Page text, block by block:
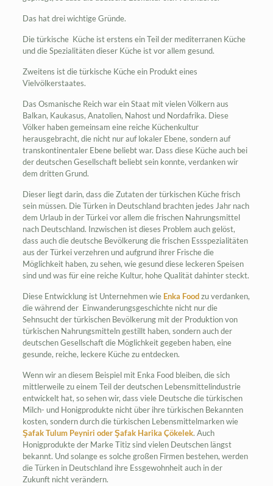
Das hat drei wichtige Gründe.
Die türkische Küche ist erstens ein Teil der mediterranen Küche
und die Spezialitäten dieser Küche ist vor allem gesund.
Zweitens ist die türkische Küche ein Produkt eines
Vielvölkerstaates.
Das Osmanische Reich war ein Staat mit vielen Völkern aus
Balkan, Kaukasus, Anatolien, Nahost und Nordafrika. Diese
Völker haben gemeinsam eine reiche Küchenkultur
herausgebracht, die nicht nur auf lokaler Ebene, sondern auf
transkontinentaler Ebene beliebt war. Dass diese Küche auch bei
der deutschen Gesellschaft beliebt sein konnte, verdanken wir
dem dritten Grund.
Dieser liegt darin, dass die Zutaten der türkischen Küche frisch
sein müssen. Die Türken in Deutschland brachten jedes Jahr nach
dem Urlaub in der Türkei vor allem die frischen Nahrungsmittel
nach Deutschland. Inzwischen ist dieses Problem auch gelöst,
dass auch die deutsche Bevölkerung die frischen Essspezialitäten
aus der Türkei verzehren und aufgrund ihrer Frische die
Möglichkeit haben, zu sehen, wie gesund diese leckeren Speisen
sind und was für eine reiche Kultur, hohe Qualität dahinter steckt.
Diese Entwicklung ist Unternehmen wie Enka Foodzu verdanken,
die während der Einwanderungsgeschichte nicht nur die
Sehnsucht der türkischen Bevölkerung mit der Produktion von
türkischen Nahrungsmitteln gestillt haben, sondern auch der
deutschen Gesellschaft die Möglichkeit gegeben haben, eine
gesunde, reiche, leckere Küche zu entdecken.
Wenn wir an diesem Beispiel mit Enka Food bleiben, die sich
mittlerweile zu einem Teil der deutschen Lebensmittelindustrie
entwickelt hat, so sehen wir, dass viele Deutsche die türkischen
Milch- und Honigprodukte nicht über ihre türkischen Bekannten
kosten, sondern durch die türkischen Lebensmittelmarken wie
Şafak Tulum Peyniri oder Şafak Harika Çökelek. Auch
Honigprodukte der Marke Titiz sind vielen Deutschen längst
bekannt. Und solange es solche großen Firmen bestehen, werden
die Türken in Deutschland ihre Essgewohnheit auch in der
Zukunft nicht verändern.